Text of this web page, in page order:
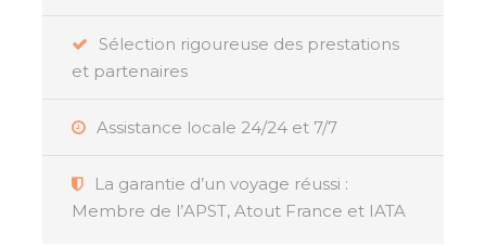
Sélection rigoureuse des prestations
et partenaires
Assistance locale 24/24 et 7/7
La garantie d’un voyage réussi :
Membre de l’APST, Atout France et IATA
spectaculaires de l’île, chaque journée
sera rythmée par des expériences
permettra de vivre des moments
découverte.